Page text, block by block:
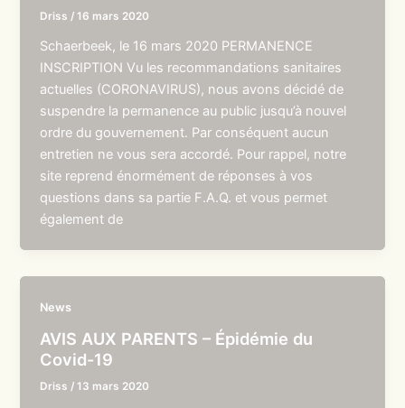
Driss /16 mars 2020
Schaerbeek, le 16 mars 2020 PERMANENCE
INSCRIPTION Vu les recommandations sanitaires
actuelles (CORONAVIRUS), nous avons décidé de
suspendre la permanence au public jusqu’à nouvel
ordre du gouvernement. Par conséquent aucun
entretien ne vous sera accordé. Pour rappel, notre
site reprend énormément de réponses à vos
questions dans sa partie F.A.Q. et vous permet
également de
News
AVIS AUX PARENTS – Épidémie du
Covid-19
Driss /13 mars 2020